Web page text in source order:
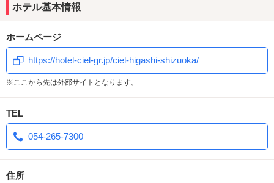
・65インチ大型TV･･･201･202･203･205･206･207･301･302･303･
・ReFa(ファインバブルシャワー)･･･201･207･309･403･409号室
・ムービング・ラブ・ソファ･･･206･308号室
◎18:00INで最大18時間滞在できる平日宿泊がお得
※ ご予約の際は、各予約プランの条件が優先されますのでご了承く
ださい。
ホテル基本情報
ホームページ
https://hotel-ciel-gr.jp/ciel-higashi-shizuoka/
※ここから先は外部サイトとなります。
TEL
054-265-7300
住所